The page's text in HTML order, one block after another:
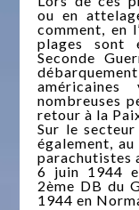
ou en
comment, en
plages sont
Seconde
nombreuses
retour à la
Sur le
également,
parachutistes
6 juin 1944
2ème DB du
1944 en